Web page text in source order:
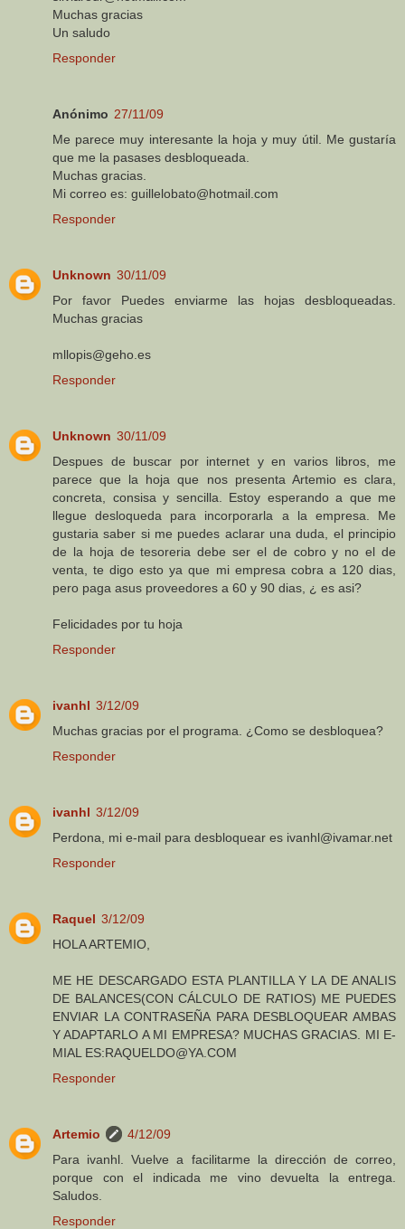
Muchas gracias
Un saludo
Responder
Anónimo 27/11/09
Me parece muy interesante la hoja y muy útil. Me gustaría
que me la pasases desbloqueada.
Muchas gracias.
Mi correo es: guillelobato@hotmail.com
Responder
Unknown 30/11/09
Por favor Puedes enviarme las hojas desbloqueadas.
Muchas gracias
mllopis@geho.es
Responder
Unknown 30/11/09
Despues de buscar por internet y en varios libros, me
parece que la hoja que nos presenta Artemio es clara,
concreta, consisa y sencilla. Estoy esperando a que me
llegue desloqueda para incorporarla a la empresa. Me
gustaria saber si me puedes aclarar una duda, el principio
de la hoja de tesoreria debe ser el de cobro y no el de
venta, te digo esto ya que mi empresa cobra a 120 dias,
pero paga asus proveedores a 60 y 90 dias, ¿ es asi?
Felicidades por tu hoja
Responder
ivanhl 3/12/09
Muchas gracias por el programa. ¿Como se desbloquea?
Responder
ivanhl 3/12/09
Perdona, mi e-mail para desbloquear es ivanhl@ivamar.net
Responder
Raquel 3/12/09
HOLA ARTEMIO,
ME HE DESCARGADO ESTA PLANTILLA Y LA DE ANALIS
DE BALANCES(CON CÁLCULO DE RATIOS) ME PUEDES
ENVIAR LA CONTRASEÑA PARA DESBLOQUEAR AMBAS
Y ADAPTARLO A MI EMPRESA? MUCHAS GRACIAS. MI E-
MIAL ES:RAQUELDO@YA.COM
Responder
Artemio
4/12/09
Para ivanhl. Vuelve a facilitarme la dirección de correo,
porque con el indicada me vino devuelta la entrega.
Saludos.
Responder